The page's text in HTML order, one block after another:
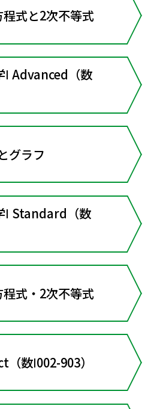
式と2次不等式
Ⅰ Advanced（数
グラフ
Ⅰ Standard（数
式・2次不等式
（数Ⅰ002-903）